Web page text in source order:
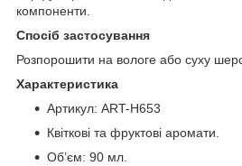
компоненти.
Спосіб застосування
Розпорошити на вологе або суху
Характеристика
Артикул: ART-H653
Квіткові та фруктові аромати.
Об’єм: 90 мл.